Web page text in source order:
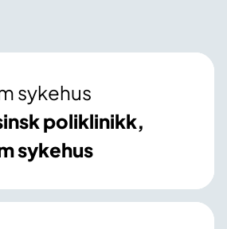
sykehus
poliklinikk,
sykehus